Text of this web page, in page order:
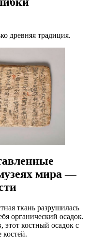
древняя традиция.
мира —
ткань разрушилась
органический осадок.
костный осадок с